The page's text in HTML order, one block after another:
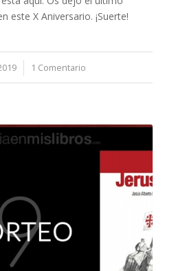
este X Aniversario. ¡Suerte!
1 Comentario